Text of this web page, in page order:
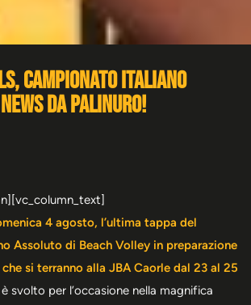
Campionato Italiano
da Palinuro!
4 agosto, l’ultima tappa del
Assoluto di Beach Volley in preparazione
si terranno alla JBA Caorle dal 23 al 25
svolto per l’occasione nella magnifica